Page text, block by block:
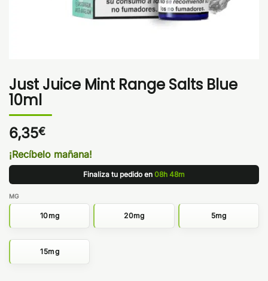
Just Juice Mint Range Salts Blue
10ml
6,35€
¡Recíbelo mañana!
Finaliza tu pedido en 08h 48m
MG
10mg 20mg 5mg
15mg